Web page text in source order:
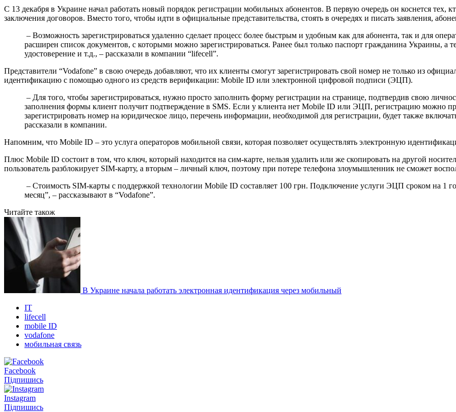
С 13 декабря в Украине начал работать новый порядок регистрации мобильных абонентов. В первую очередь он коснется тех,
заключения договоров. Вместо того, чтобы идти в официальные представительства, стоять в очередях и писать заявления,
– Возможность зарегистрироваться удаленно сделает процесс более быстрым и удобным как для абонента, так и для
расширен список документов, с которыми можно зарегистрироваться. Ранее был только паспорт гражданина Украины, а
удостоверение и т.д., – рассказали в компании “lifecell”.
Представители “Vodafone” в свою очередь добавляют, что их клиенты смогут зарегистрировать свой номер не только из
идентификацию с помощью одного из средств верификации: Mobile ID или электронной цифровой подписи (ЭЦП).
– Для того, чтобы зарегистрироваться, нужно просто заполнить форму регистрации на странице, подтвердив свою
заполнения формы клиент получит подтверждение в SMS. Если у клиента нет Mobile ID или ЭЦП, регистрацию можно
зарегистрировать номер на юридическое лицо, перечень информации, необходимой для регистрации, будет также
рассказали в компании.
Напомним, что Mobile ID – это услуга операторов мобильной связи, которая позволяет осуществлять электронную
Плюс Mobile ID состоит в том, что ключ, который находится на сим-карте, нельзя удалить или же скопировать на другой
пользователь разблокирует SIM-карту, а вторым – личный ключ, поэтому при потере телефона злоумышленник не сможет
– Стоимость SIM-карты с поддержкой технологии Mobile ID составляет 100 грн. Подключение услуги ЭЦП сроком на 1
месяц”, – рассказывают в “Vodafone”.
Читайте також
В Украине начала работать электронная идентификация через мобильный
IT
lifecell
mobile ID
vodafone
мобильная связь
Facebook
Підпишись
Instagram
Підпишись